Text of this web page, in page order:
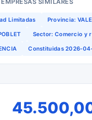
SIMILARES
Limitadas Provincia:
Sector: Comercio y
Constituidas 2026-